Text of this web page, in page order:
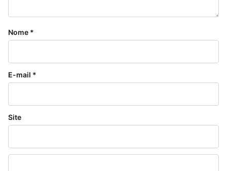
Nome *
E-mail *
Site